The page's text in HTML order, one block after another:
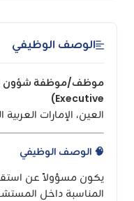
الوصف الوظيفي
Executive)
العين، الإمارات العربية
🧠 الوصف الوظيفي
يكون مسؤولاً عن
المناسبة داخل